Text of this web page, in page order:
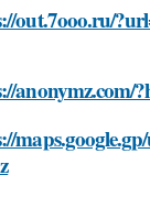
out.7ooo.ru/
anonymz.com/